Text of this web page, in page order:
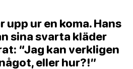
upp ur en koma. Hans
sina svarta kläder
“Jag kan verkligen
eller hur?!”